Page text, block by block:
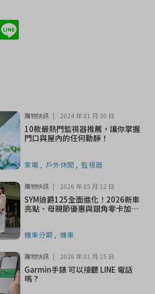
購物快訊 2024 年 01 月 30 日
10款最熱門監視器推薦，讓你掌握
門口與屋內的任何動靜！
家電 戶外休閒 監視器
購物快訊 2026 年 05 月 12 日
SYM迪爵125全面進化！2026新車
亮點、母親節優惠與銀角零卡加碼
機車分期 機車
購物快訊 2026 年 01 月 15 日
Garmin手錶 可以接聽 LINE 電話
嗎？